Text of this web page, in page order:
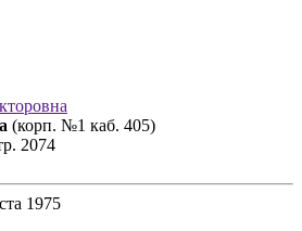
(корп. №1 каб. 405)
2074
1975